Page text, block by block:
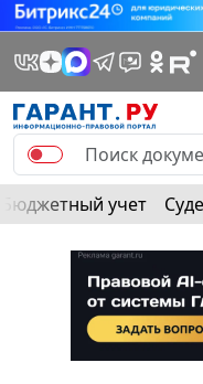
Бюджетный учет